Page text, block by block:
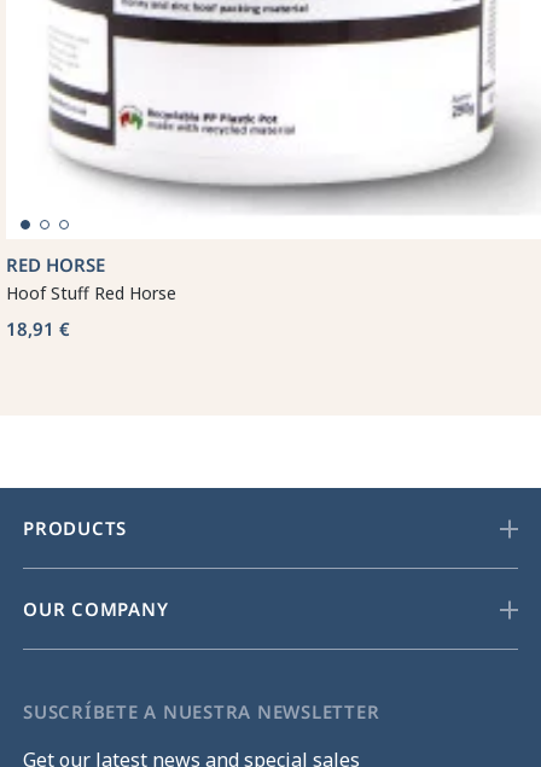
RED HORSE
Hoof Stuff Red Horse
18,91 €
PRODUCTS
OUR COMPANY
SUSCRÍBETE A NUESTRA NEWSLETTER
Get our latest news and special sales